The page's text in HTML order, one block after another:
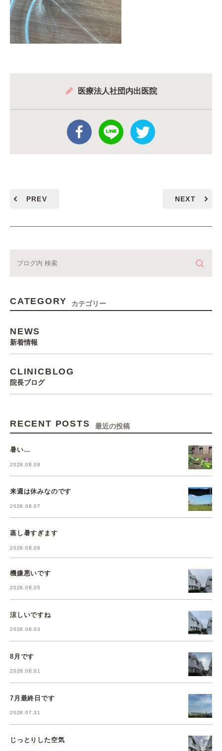
医療法人社団内出医院
PREV NEXT
CATEGORY カテゴリー
NEWS
新着情報
CLINICBLOG
院長ブログ
RECENT POSTS 最近の投稿
暑い…
2026.08.08
来週は休みなのです
2026.08.07
蒸し暑すぎます
2026.08.06
機嫌悪いです
2026.08.05
涼しいですね
2026.08.03
8月です
2026.08.01
7月最終日です
2026.07.31
じっとりした空気